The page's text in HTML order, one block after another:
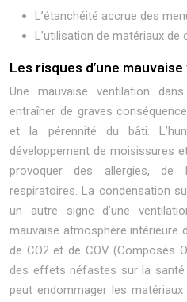
L’étanchéité accrue des
L’utilisation de matériaux
Les risques d’une
Une mauvaise ventilation
entraîner de graves
et la pérennité du bâti.
développement de moisissures
provoquer des allergies, de
respiratoires. La condensation
un autre signe d’une
mauvaise atmosphère intérieure
de CO2 et de COV (Composés
des effets néfastes sur la santé
peut endommager les